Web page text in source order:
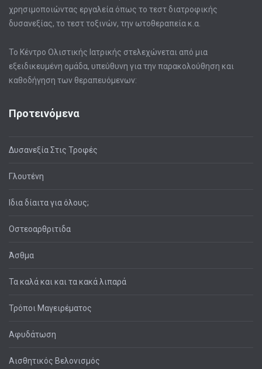
χρησιμοποιώντας εργαλεία όπως το τεστ διατροφικής
δυσανεξίας, το τεστ τοξινών, την ωτοθεραπεία κ.α.
Το Κέντρο Ολιστικής Ιατρικής στελεχώνεται από μια
εξειδικευμένη ομάδα, υπεύθυνη για την παρακολούθηση και
καθοδήγηση των θεραπευόμενων:
Προτεινόμενα
Δυσανεξία Στις Τροφές
Γλουτένη
Ιδια δίαιτα για όλους;
Οστεοαρθριτιδα
Άσθμα
Τα καλά και και τα κακά λιπαρά
Τρόποι Μαγειρέματος
Αφυδάτωση
Αισθητικός Βελονισμός